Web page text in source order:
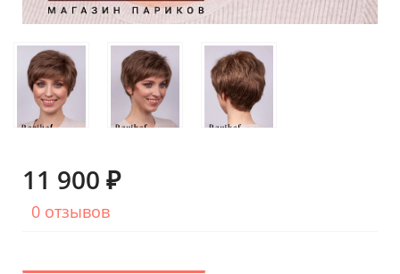
11 900 ₽
0 отзывов